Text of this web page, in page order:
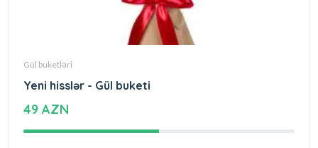
Gül buketləri
Yeni hisslər - Gül buketi
49 AZN